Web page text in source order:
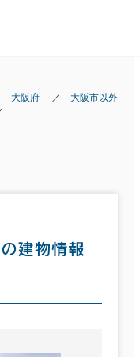
大阪府
大阪市以外
の建物情報